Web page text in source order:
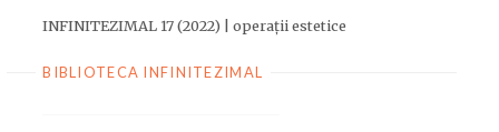
INFINITEZIMAL 17 (2022) | operații estetice
BIBLIOTECA INFINITEZIMAL